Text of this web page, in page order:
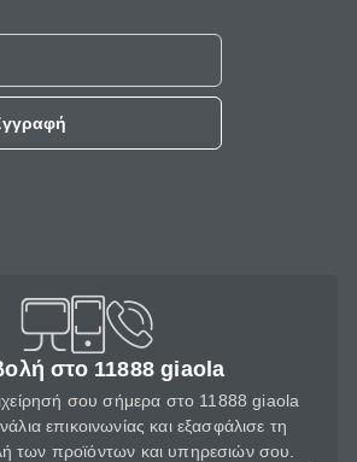
στο 11888 giaola
σου σήμερα στο 11888 giaola
επικοινωνίας και εξασφάλισε τη
των προϊόντων και υπηρεσιών σου.